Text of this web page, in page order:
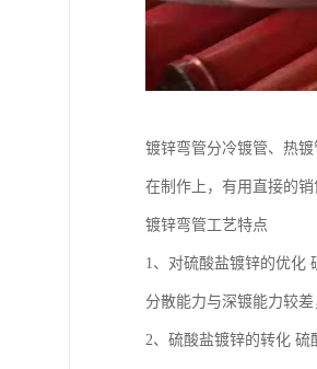
镀锌弯管分冷镀管、热
在制作上，有用直接的
镀锌弯管工艺特点
1、对硫酸盐镀锌的优化
分散能力与深镀能力较
2、硫酸盐镀锌的转化